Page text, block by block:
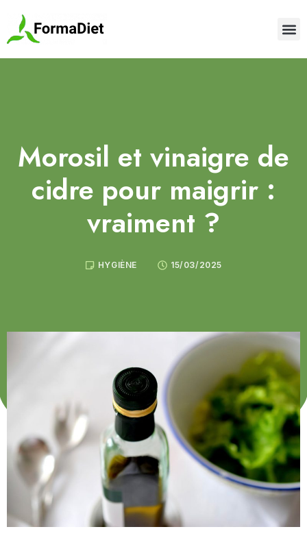
Morosil et vinaigre de
cidre pour maigrir :
vraiment ?
HYGIÈNE 15/03/2025